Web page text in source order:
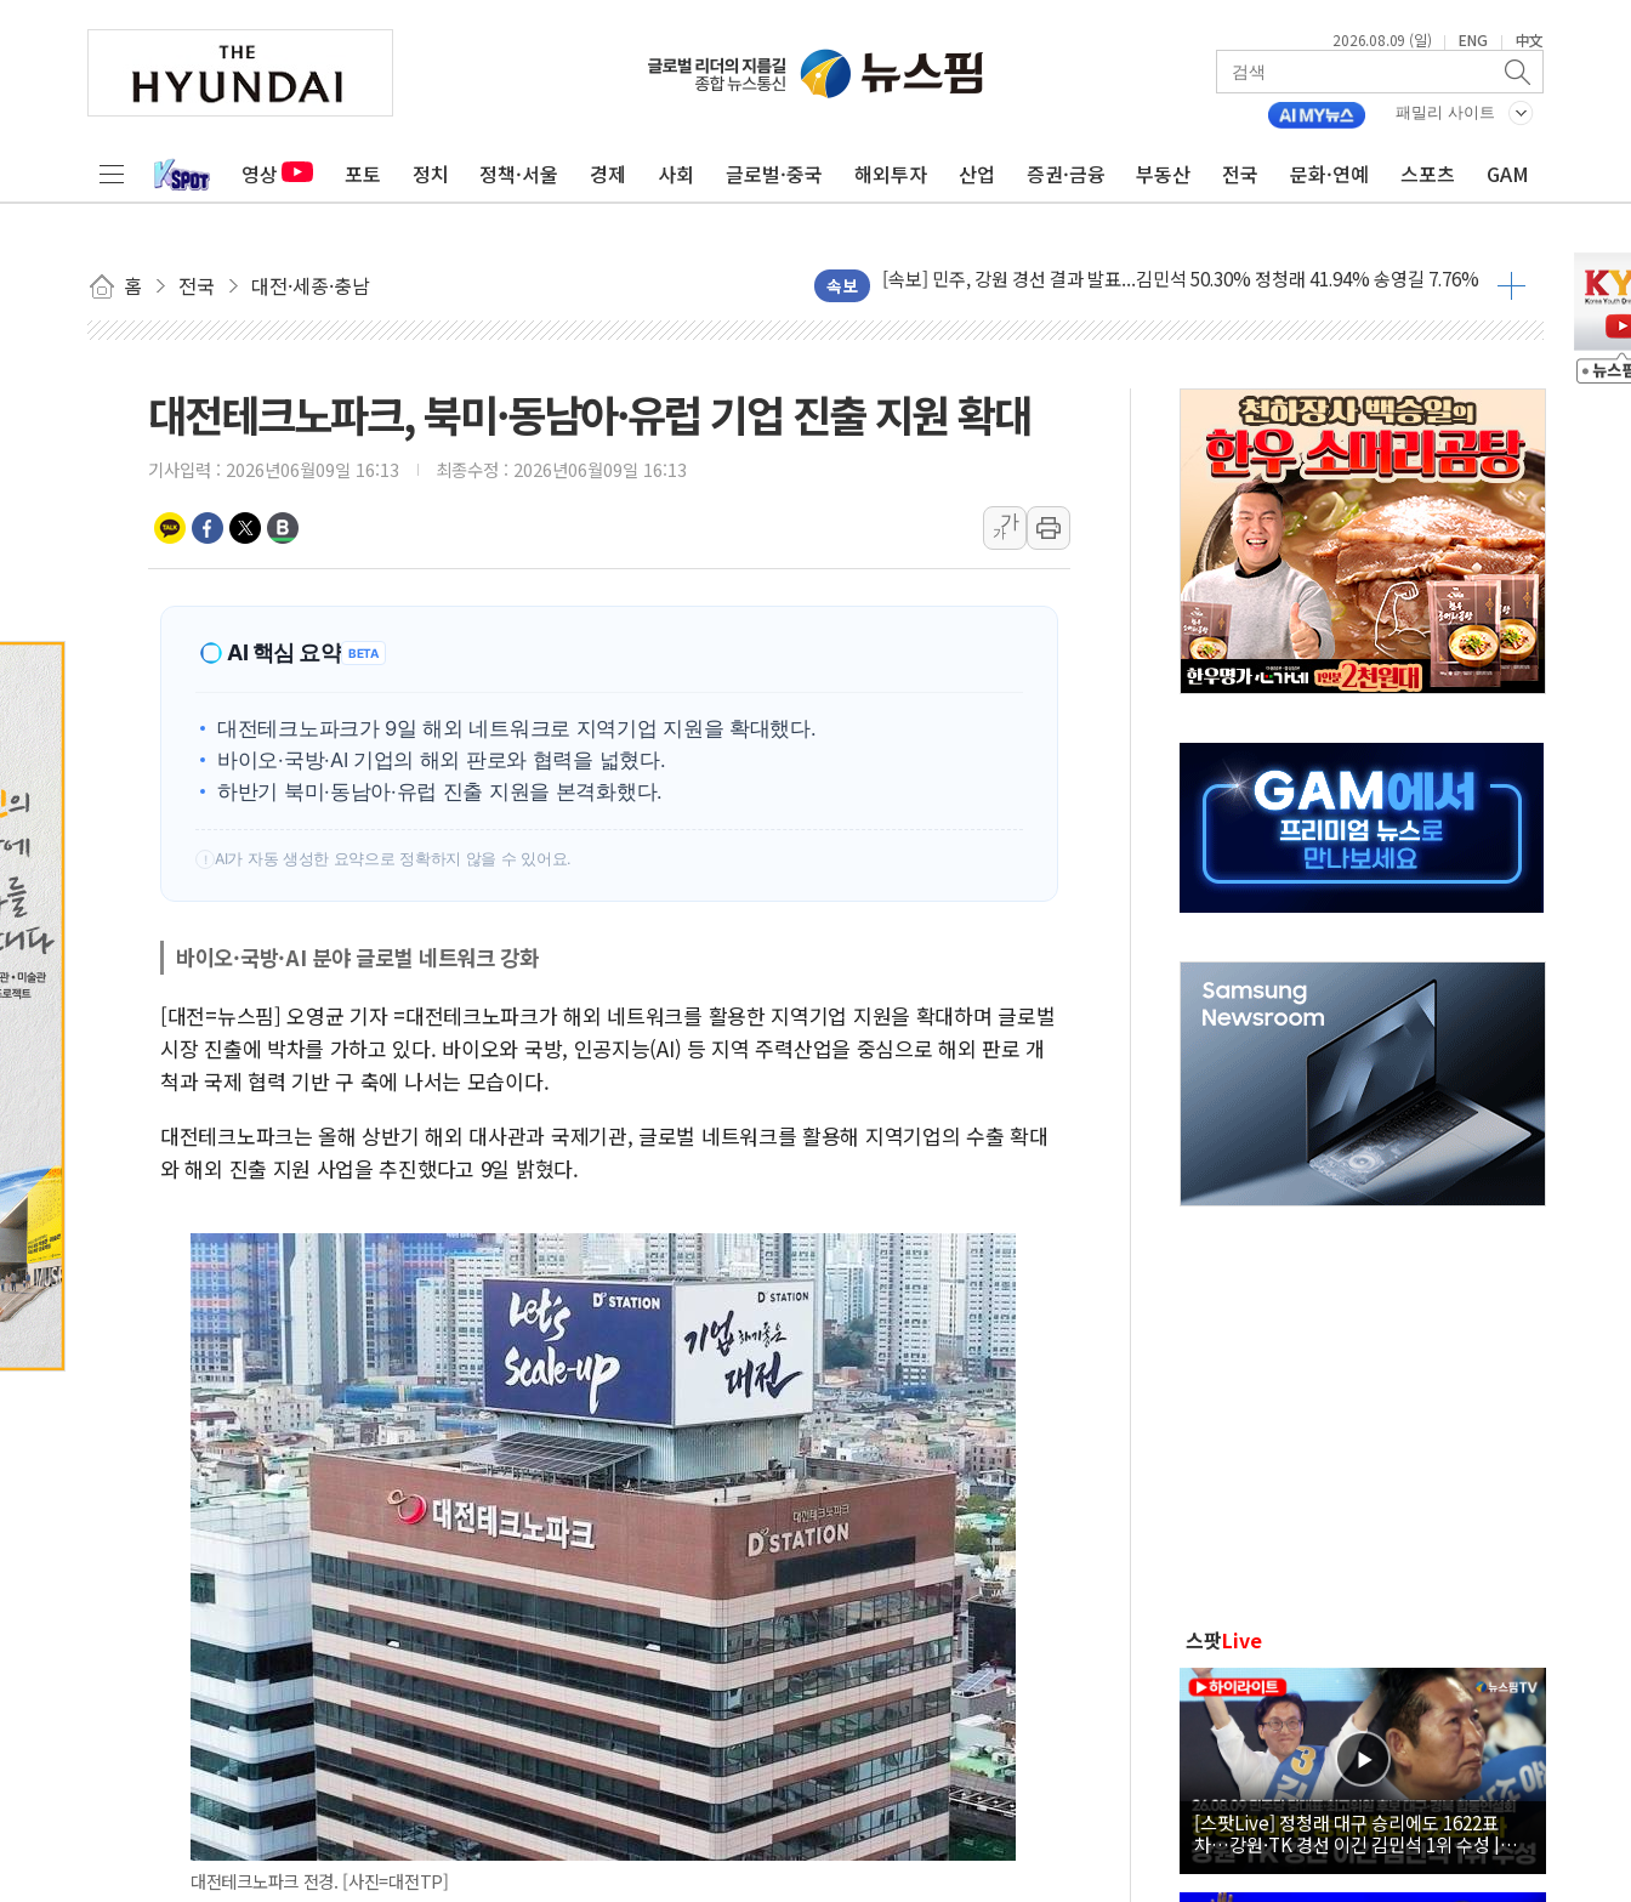
2026.08.09 (일) | ENG | 中文
패밀리 사이트
영상 포토 정치 정책·서울 경제 사회 글로벌·중국 해외투자 산업 증권·금융 부동산 전국 문화·연예 스포츠 GAM
홈 전국 대전·세종·충남 속보
[종합] 김민석, 정청래에 누적 '1.48%p' 차 선두 유지...金 46.01% vs 鄭 44.53%
민주당 경북도당위원장에 오중기 당선...합산득표율 68.63%
김민석, 강원·대구·경북 경선서 정청래에 승리…金 48.54% vs 鄭 44.40%
[속보] 민주, 강원·대구·경북 경선 결과...김민석 48.54% 정청래 44.40%
[속보] 민주, 경북 경선 결과 발표...김민석 47.37% 정청래 45.71% 송영길 6.92%
[속보] 민주, 대구 경선 결과 발표...정청래 47.82% 김민석 46.35% 송영길 5.83%
[속보] 민주, 강원 경선 결과 발표...김민석 50.30% 정청래 41.94% 송영길 7.76%
정재헌 CEO, SKT 장기고객 400명 맞이…"마음 잇는 시간 되길"
최태원, 노소영에 9440억 지급 확정되나…재상고 앞두고 막판 셈법
하나금융, 명동 소상공인에 '행복상자' 전달
인천시 광복절 현수막 '태극기 거꾸로' 논란…이틀만에 철거
홈플러스發 대형마트 판매, 역대 최대폭 감소한 9.4%↓…유통업계 양극화 심화
윤준병·이해민 의원, '정부 특사'로 콜롬비아 대통령 취임식 참석
'호우·산사태 주의보' 울진 시간당 30mm 강한 비...호우 피해 없어
여야, 황희 '버스 하우스' 공방…野 "청년 우롱 기괴" vs 與 "송구한 해프닝"
풀무원재단, '국제과학연극제 2026'서 어린이 과학연극 2편 수상
與 "세제개편안 8월 말 당정 조율 완료…초고가·비거주 1주택 등 여론 수렴"
대전테크노파크, 북미·동남아·유럽 기업 진출 지원 확대
기사입력 : 2026년06월09일 16:13 최종수정 : 2026년06월09일 16:13
가
가
AI 핵심 요약 BETA
대전테크노파크가 9일 해외 네트워크로 지역기업 지원을 확대했다.
바이오·국방·AI 기업의 해외 판로와 협력을 넓혔다.
하반기 북미·동남아·유럽 진출 지원을 본격화했다.
! AI가 자동 생성한 요약으로 정확하지 않을 수 있어요.
바이오·국방·AI 분야 글로벌 네트워크 강화
[대전=뉴스핌] 오영균 기자 =대전테크노파크가 해외 네트워크를 활용한 지역기업 지원을 확대하며 글로벌
시장 진출에 박차를 가하고 있다. 바이오와 국방, 인공지능(AI) 등 지역 주력산업을 중심으로 해외 판로 개
척과 국제 협력 기반 구 축에 나서는 모습이다.
대전테크노파크는 올해 상반기 해외 대사관과 국제기관, 글로벌 네트워크를 활용해 지역기업의 수출 확대
와 해외 진출 지원 사업을 추진했다고 9일 밝혔다.
대전테크노파크 전경. [사진=대전TP]
스팟Live
[스팟Live] 정청래 대구 승리에도 1622표
차…강원·TK 경선 이긴 김민석 1위 수성 |
26.08.09 더불어민주당 당대표·최고위원 후
보 대구·경북 합동연설회